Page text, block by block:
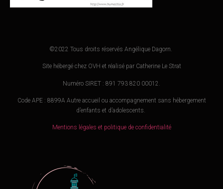
©2022 Tous droits réservés Angélique Dagorn.
Site hébergé chez OVH et réalisé par Catherine Le Strat
Numéro SIRET : 891 793 820 00012.
Code APE : 8899A Autre accueil ou accompagnement sans hébergement
d’enfants et d’adolescents.
Mentions légales et politique de confidentialité